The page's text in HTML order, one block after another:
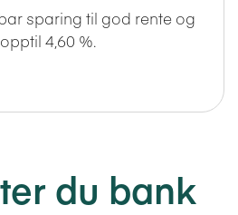
sparing til god rente og
4,60 %.
du bank